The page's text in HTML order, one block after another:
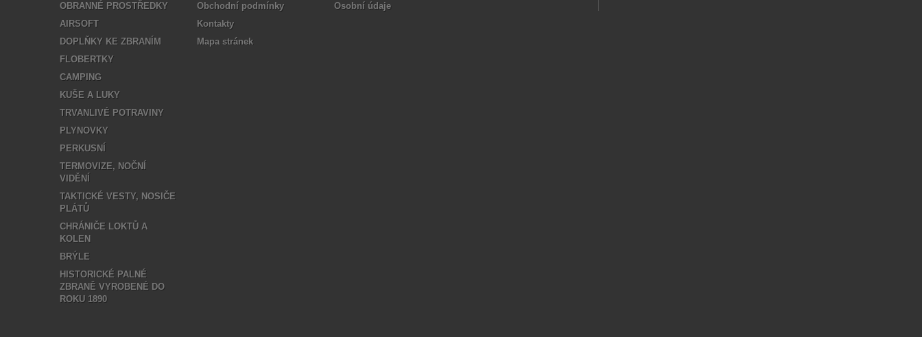
OBRANNÉ PROSTŘEDKY
AIRSOFT
DOPLŇKY KE ZBRANÍM
FLOBERTKY
CAMPING
KUŠE A LUKY
TRVANLIVÉ POTRAVINY
PLYNOVKY
PERKUSNÍ
TERMOVIZE, NOČNÍ
VIDĚNÍ
TAKTICKÉ VESTY, NOSIČE
PLÁTŮ
CHRÁNIČE LOKTŮ A
KOLEN
BRÝLE
HISTORICKÉ PALNÉ
ZBRANĚ VYROBENÉ DO
ROKU 1890
Obchodní podmínky
Kontakty
Mapa stránek
Osobní údaje